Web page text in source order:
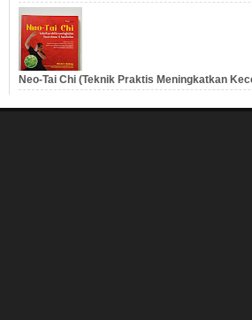
Neo-Tai Chi (Teknik Praktis Meningkatkan